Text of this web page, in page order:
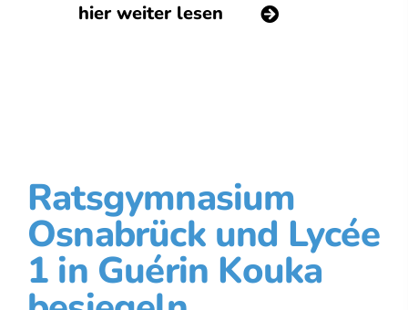
hier weiter lesen
Ratsgymnasium
Osnabrück und Lycée
1 in Guérin Kouka